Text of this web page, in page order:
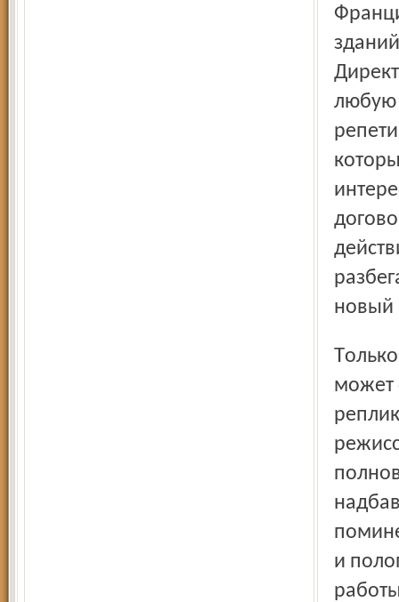
любую
новый
Только в России актёр, служащий в репертуарном театре,
может
и